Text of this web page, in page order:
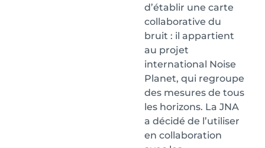
d’établir une carte
collaborative du
bruit : il appartient
au projet
international Noise
Planet, qui regroupe
des mesures de tous
les horizons. La JNA
a décidé de l’utiliser
en collaboration